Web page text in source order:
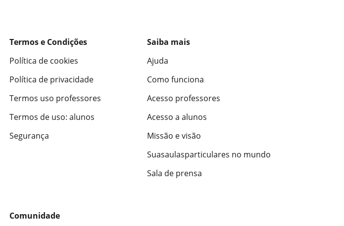
Termos e Condições
Política de cookies
Política de privacidade
Termos uso professores
Termos de uso: alunos
Segurança
Saiba mais
Ajuda
Como funciona
Acesso professores
Acesso a alunos
Missão e visão
Suasaulasparticulares no mundo
Sala de prensa
Comunidade